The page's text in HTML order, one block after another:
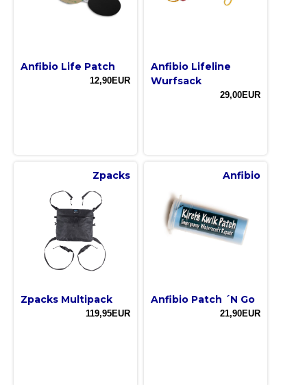
Anfibio Life Patch
12,90EUR
Anfibio Lifeline
Wurfsack
29,00EUR
Zpacks
Zpacks Multipack
119,95EUR
Anfibio
Anfibio Patch ´N Go
21,90EUR